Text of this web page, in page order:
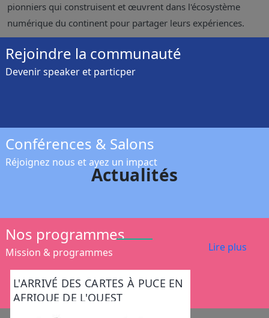
pionniers qui construisent et œuvrent dans l'écosystème
numérique du continent pour partager leurs expériences.
Rejoindre la communauté
Devenir speaker et particper
Conférences & Salons
Réjoignez nous et ayez un impact
Nos programmes
Mission & programmes
Actualités
L'ARRIVÉ DES CARTES À PUCE EN
AFRIQUE DE L'OUEST
Lire plus